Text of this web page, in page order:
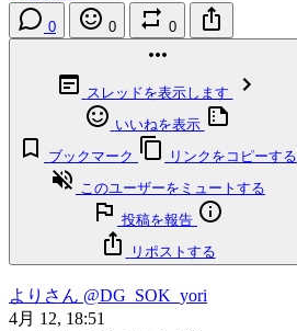
0 0 0
スレッドを表示します
いいねを表示
ブックマーク
リンクをコピーする
このユーザーをミュートする
投稿を報告
リポストする
よりさん @DG_SOK_yori
4月 12, 18:51